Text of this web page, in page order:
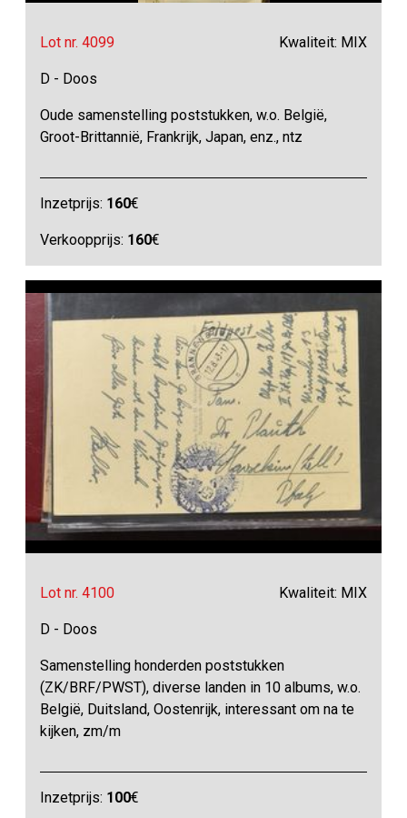
Lot nr. 4099 Kwaliteit: MIX
D - Doos
Oude samenstelling poststukken, w.o. België,
Groot-Brittannië, Frankrijk, Japan, enz., ntz
Inzetprijs: 160€
Verkoopprijs: 160€
Lot nr. 4100 Kwaliteit: MIX
D - Doos
Samenstelling honderden poststukken
(ZK/BRF/PWST), diverse landen in 10 albums, w.o.
België, Duitsland, Oostenrijk, interessant om na te
kijken, zm/m
Inzetprijs: 100€